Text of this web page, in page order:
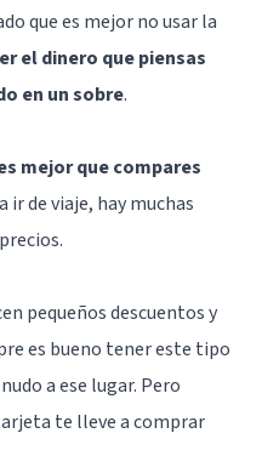
que es mejor no usar la
el dinero que piensas
en un sobre.
mejor que compares
ir de viaje, hay muchas
pequeños descuentos y
es bueno tener este tipo
a ese lugar. Pero
te lleve a comprar